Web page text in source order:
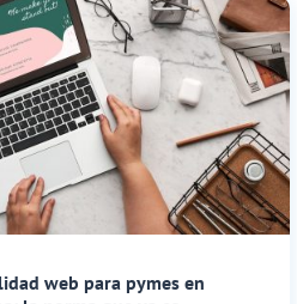
web para pymes en